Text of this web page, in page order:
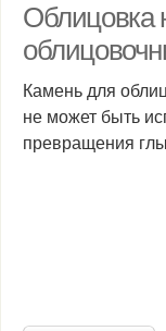
Облицовка
Камень для
не может быть
превращения